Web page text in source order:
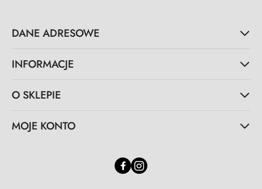
DANE ADRESOWE
INFORMACJE
O SKLEPIE
MOJE KONTO